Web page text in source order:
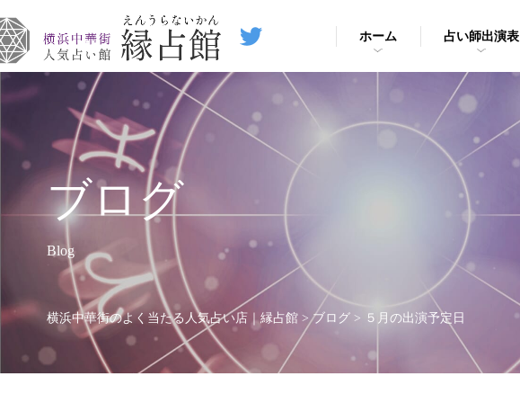
ホーム 占い師出演表
ブログ
Blog
横浜中華街のよく当たる人気占い店｜縁占館 >ブログ > ５月の出演予定日